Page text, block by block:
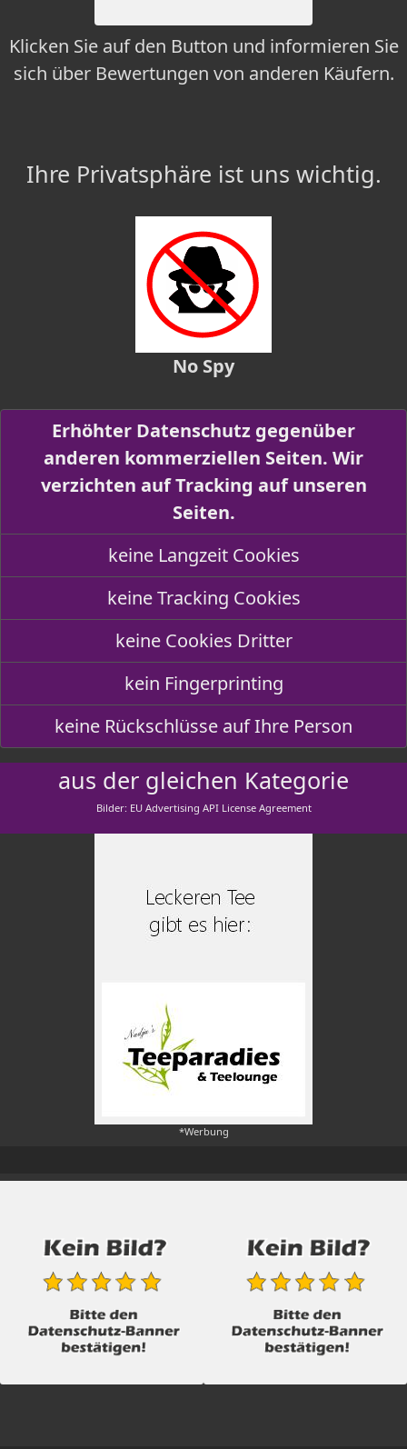
Klicken Sie auf den Button und informieren Sie
sich über Bewertungen von anderen Käufern.
Ihre Privatsphäre ist uns wichtig.
No Spy
Erhöhter Datenschutz gegenüber
anderen kommerziellen Seiten. Wir
verzichten auf Tracking auf unseren
Seiten.
keine Langzeit Cookies
keine Tracking Cookies
keine Cookies Dritter
kein Fingerprinting
keine Rückschlüsse auf Ihre Person
aus der gleichen Kategorie
Bilder: EU Advertising API License Agreement
*Werbung